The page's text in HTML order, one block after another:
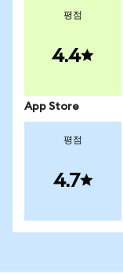
평점
4.4
App Store
평점
4.7